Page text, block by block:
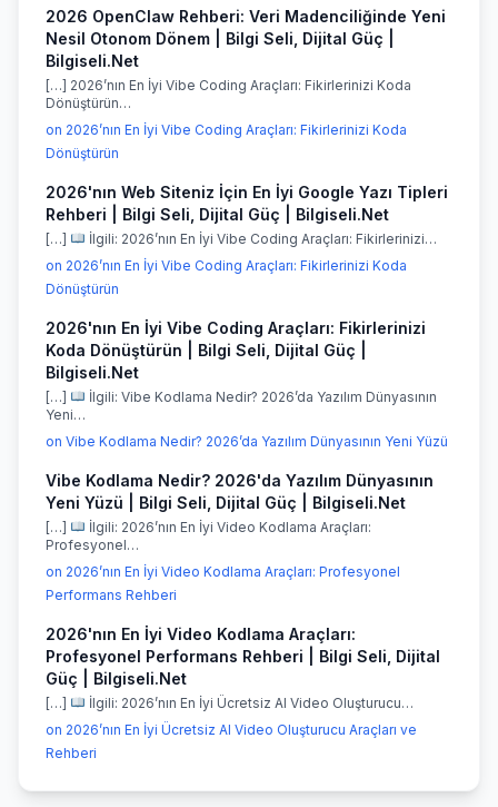
2026 OpenClaw Rehberi: Veri Madenciliğinde Yeni
Nesil Otonom Dönem | Bilgi Seli, Dijital Güç |
Bilgiseli.Net
[…] 2026’nın En İyi Vibe Coding Araçları: Fikirlerinizi Koda
Dönüştürün…
on 2026’nın En İyi Vibe Coding Araçları: Fikirlerinizi Koda
Dönüştürün
2026'nın Web Siteniz İçin En İyi Google Yazı Tipleri
Rehberi | Bilgi Seli, Dijital Güç | Bilgiseli.Net
[…]
İlgili: 2026’nın En İyi Vibe Coding Araçları: Fikirlerinizi…
on 2026’nın En İyi Vibe Coding Araçları: Fikirlerinizi Koda
Dönüştürün
2026'nın En İyi Vibe Coding Araçları: Fikirlerinizi
Koda Dönüştürün | Bilgi Seli, Dijital Güç |
Bilgiseli.Net
[…]
İlgili: Vibe Kodlama Nedir? 2026’da Yazılım Dünyasının
Yeni…
on Vibe Kodlama Nedir? 2026’da Yazılım Dünyasının Yeni Yüzü
Vibe Kodlama Nedir? 2026'da Yazılım Dünyasının
Yeni Yüzü | Bilgi Seli, Dijital Güç | Bilgiseli.Net
[…]
İlgili: 2026’nın En İyi Video Kodlama Araçları:
Profesyonel…
on 2026’nın En İyi Video Kodlama Araçları: Profesyonel
Performans Rehberi
2026'nın En İyi Video Kodlama Araçları:
Profesyonel Performans Rehberi | Bilgi Seli, Dijital
Güç | Bilgiseli.Net
[…]
İlgili: 2026’nın En İyi Ücretsiz AI Video Oluşturucu…
on 2026’nın En İyi Ücretsiz AI Video Oluşturucu Araçları ve
Rehberi